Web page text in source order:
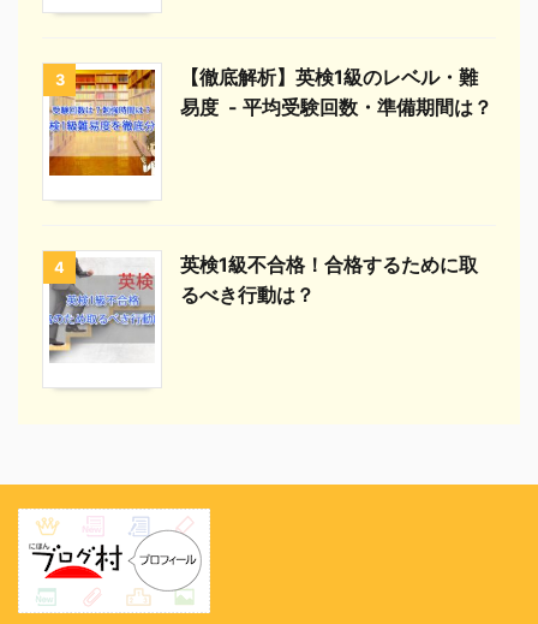
3
【徹底解析】英検1級のレベル・難
易度 - 平均受験回数・準備期間は？
4
英検1級不合格！合格するために取
るべき行動は？